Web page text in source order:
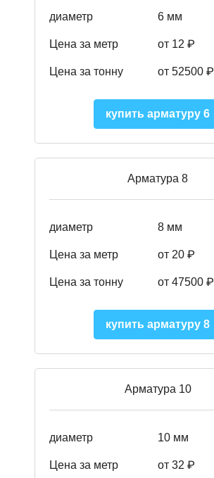
диаметр 6 мм
Цена за метр от 12 ₽
Цена за тонну от 52500 ₽
купить арматуру 6
Арматура 8
диаметр 8 мм
Цена за метр от 20 ₽
Цена за тонну от 47500 ₽
купить арматуру 8
Арматура 10
диаметр 10 мм
Цена за метр от 32 ₽